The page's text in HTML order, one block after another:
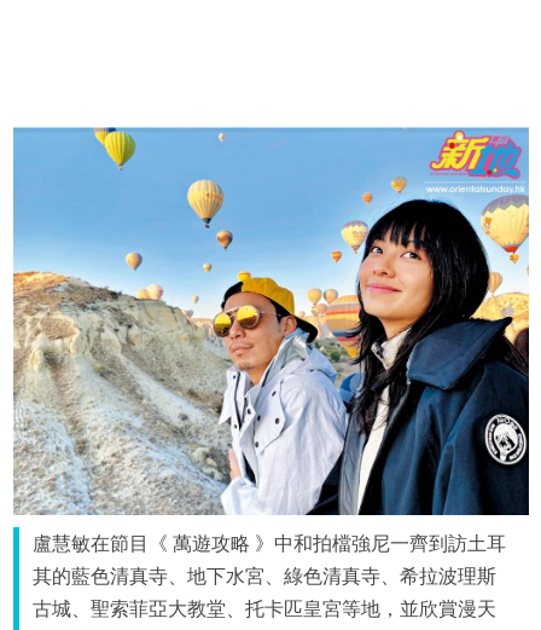
盧慧敏在節目《 萬遊攻略 》中和拍檔強尼一齊到訪土耳
其的藍色清真寺、地下水宮、綠色清真寺、希拉波理斯
古城、聖索菲亞大教堂、托卡匹皇宮等地，並欣賞漫天